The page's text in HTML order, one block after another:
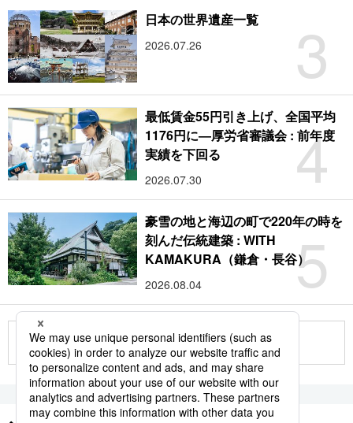
3
日本の世界遺産一覧
2026.07.26
4
最低賃金55円引き上げ、全国平均
1176円に―厚労省審議会 : 前年度
実績を下回る
2026.07.30
5
豪雪の地と海辺の町で220年の時を
刻んだ伝統建築 : WITH
KAMAKURA（鎌倉・長谷）
2026.08.04
もっと見る